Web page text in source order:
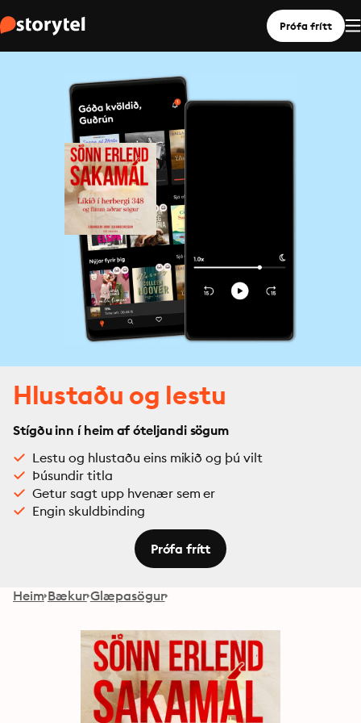
Prófa frítt
Hlustaðu og lestu
Stígðu inn í heim af óteljandi sögum
Lestu og hlustaðu eins mikið og þú vilt
Þúsundir titla
Getur sagt upp hvenær sem er
Engin skuldbinding
Prófa frítt
Heim Bækur Glæpasögur